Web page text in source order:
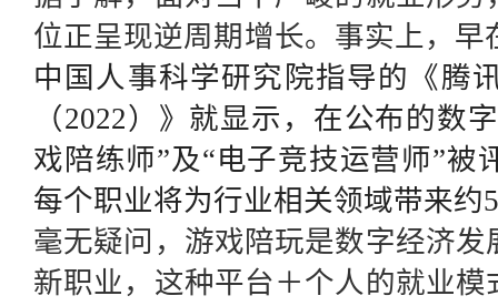
位正呈现逆周期增长。事实上，早
中国人事科学研究院指导的《腾
（2022）》就显示，在公布的数
戏陪练师”及“电子竞技运营师”被
每个职业将为行业相关领域带来
毫无疑问，游戏陪玩是数字经济
新职业，这种平台＋个人的就业